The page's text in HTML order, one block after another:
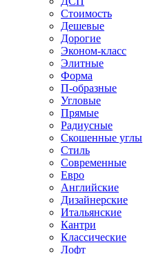
Стоимость
Дешевые
Дорогие
Эконом-класс
Элитные
Форма
П-образные
Угловые
Прямые
Радиусные
Скошенные углы
Стиль
Современные
Евро
Английские
Дизайнерские
Итальянские
Кантри
Классические
Лофт